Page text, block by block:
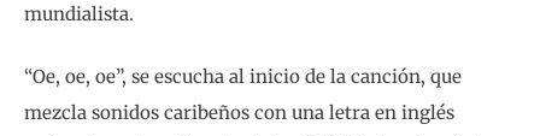
mundialista.
“Oe, oe, oe”, se escucha al inicio de la canción, que
mezcla sonidos caribeños con una letra en inglés